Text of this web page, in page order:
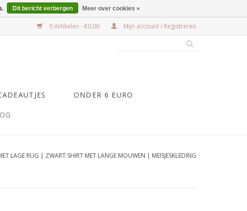
0 Artikelen - €0,00 Mijn account / Registreren
ONDER 6 EURO
LAGE RUG | ZWART SHIRT MET LANGE MOUWEN | MEISJESKLEDING
Dit bericht verbergen Meer over cookies »